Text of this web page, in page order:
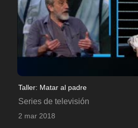
Taller: Matar al padre
Series de televisión
2 mar 2018